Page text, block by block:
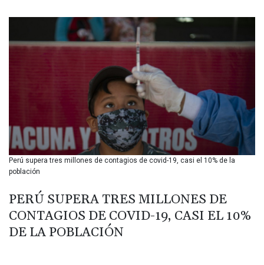
BMD 1.156136
BND 1.477082
BOB 13.69983
BSD 1.152686
BTN 109.688637
BWP 15.558807
BYN 3.432357
BYR 22660.258427
BZD 2.318271
CAD 1.61333
CDF 2615.761404
CLP 1055.916879
CNY 7.801146
Perú supera tres millones de contagios de covid-19, casi el 10% de la
población
PERÚ SUPERA TRES MILLONES DE
CONTAGIOS DE COVID-19, CASI EL 10%
DE LA POBLACIÓN